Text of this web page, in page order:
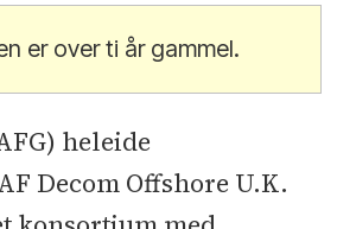
er over ti år gammel.
heleide
Decom Offshore U.K.